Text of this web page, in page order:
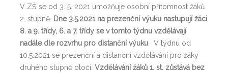
V ZŠ se od 3. 5. 2021 umožňuje osobní přítomnost žáků
2. stupně. Dne 3.5.2021 na prezenční výuku nastupují žáci
8. a 9. třídy, 6. a 7. třídy se v tomto týdnu vzdělávají
nadále dle rozvrhu pro distanční výuku. V týdnu od
10.5.2021 se prezenční a distanční vzdělávání pro žáky
druhého stupně otočí. Vzdělávání žáků 1. st. zůstává bez